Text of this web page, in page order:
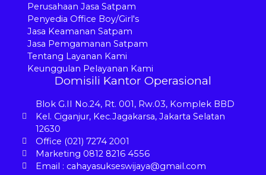
Perusahaan Jasa Satpam
Penyedia Office Boy/Girl's
Jasa Keamanan Satpam
Jasa Pemgamanan Satpam
Tentang Layanan Kami
Keunggulan Pelayanan Kami
Domisili Kantor Operasional
Blok G.II No.24, Rt. 001, Rw.03, Komplek BBD
Kel. Ciganjur, Kec.Jagakarsa, Jakarta Selatan
12630
Office (021) 7274 2001
Marketing 0812 8216 4556
Email : cahayasukseswijaya@gmail.com